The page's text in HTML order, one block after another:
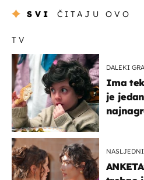
SVI ČITAJU OVO
TV
DALEKI
Ima
je